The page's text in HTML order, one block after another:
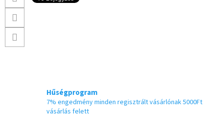
Hűségprogram
7% engedmény minden regisztrált vásárlónak 5000Ft
vásárlás felett